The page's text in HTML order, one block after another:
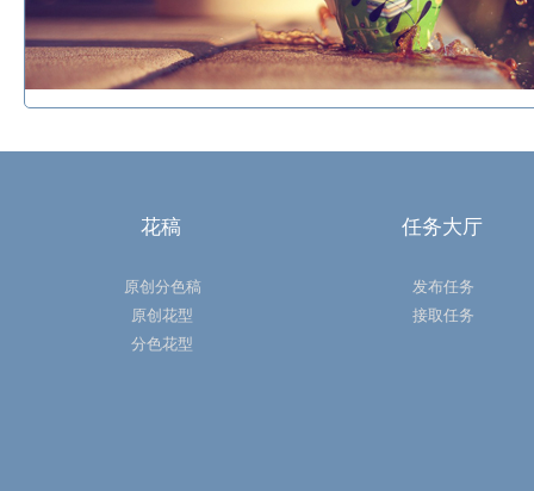
花稿
原创分色稿
原创花型
分色花型
任务大厅
发布任务
接取任务